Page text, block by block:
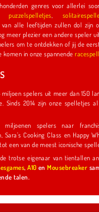
genres voor allerlei
puzzelspelletjes
speler uit in een van onze spelletjes
om te ontdekken of jij de eerste
eindstreep te komen in onze spannende
miljoen spelers uit meer dan 150
Sinds 2014 zijn onze spelletjes
miljoenen spelers naar
trotse eigenaar van tientallen
,A10 enMousebreaker
talen.